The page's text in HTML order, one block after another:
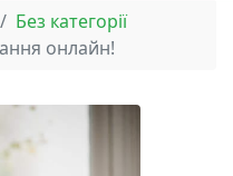
Без категорії
онлайн!